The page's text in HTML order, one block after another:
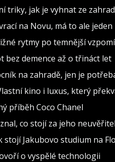
triky, jak je vyhnat ze
na Novu, má to ale jeden
rytmy po temnější
demence až o třináct let
na zahradě, jen je
kino i luxus, který
příběh Coco Chanel
co stojí za jeho
stojí Jakubovo studium na
o vyspělé technologii